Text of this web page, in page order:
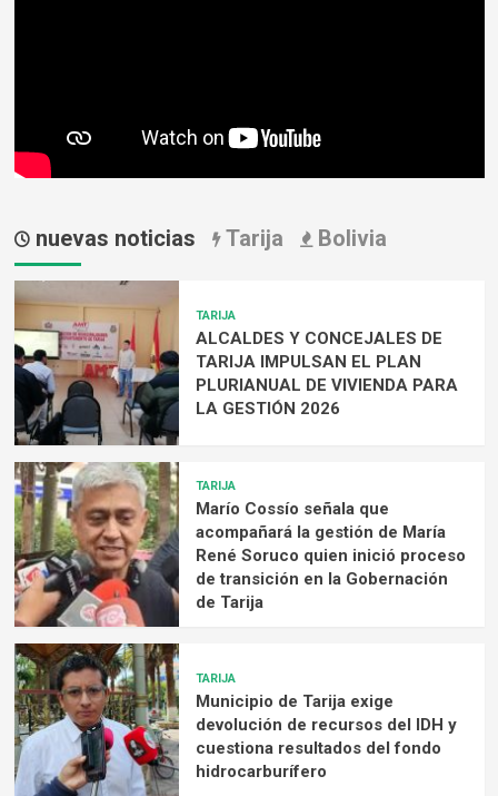
nuevas noticias Tarija Bolivia
TARIJA
ALCALDES Y CONCEJALES DE
TARIJA IMPULSAN EL PLAN
PLURIANUAL DE VIVIENDA PARA
LA GESTIÓN 2026
TARIJA
Marío Cossío señala que
acompañará la gestión de María
René Soruco quien inició proceso
de transición en la Gobernación
de Tarija
TARIJA
Municipio de Tarija exige
devolución de recursos del IDH y
cuestiona resultados del fondo
hidrocarburífero